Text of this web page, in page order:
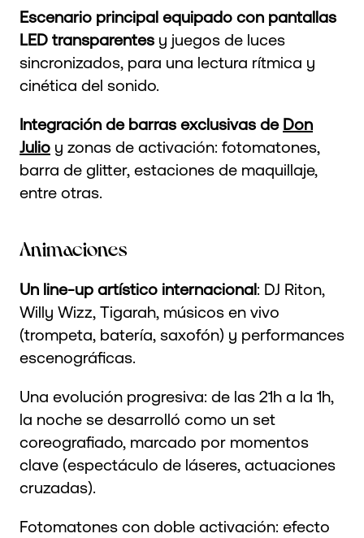
Escenario principal equipado con pantallas
LED transparentes y juegos de luces
sincronizados, para una lectura rítmica y
cinética del sonido.
Integración de barras exclusivas de Don
Julio y zonas de activación: fotomatones,
barra de glitter, estaciones de maquillaje,
entre otras.
Animaciones
Un line-up artístico internacional: DJ Riton,
Willy Wizz, Tigarah, músicos en vivo
(trompeta, batería, saxofón) y performances
escenográficas.
Una evolución progresiva: de las 21h a la 1h,
la noche se desarrolló como un set
coreografiado, marcado por momentos
clave (espectáculo de láseres, actuaciones
cruzadas).
Fotomatones con doble activación: efecto